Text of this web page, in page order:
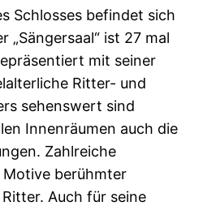
Schlosses befindet sich
„Sängersaal“ ist 27 mal
mit seiner
Ritter- und
sehenswert sind
Innenräumen auch die
Zahlreiche
berühmter
Auch für seine